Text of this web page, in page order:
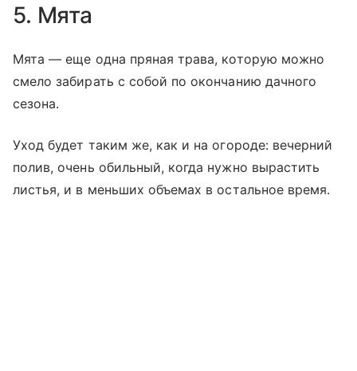
5. Мята
Мята — еще одна пряная трава, которую можно
смело забирать с собой по окончанию дачного
сезона.
Уход будет таким же, как и на огороде: вечерний
полив, очень обильный, когда нужно вырастить
листья, и в меньших объемах в остальное время.